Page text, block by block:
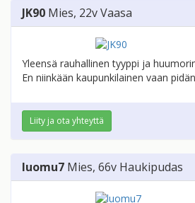
JK90 Mies, 22vVaasa
Yleensä rauhallinen tyyppi ja
En niinkään kaupunkilainen vaan
Liity ja ota yhteyttä
luomu7 Mies, 66v Haukipudas